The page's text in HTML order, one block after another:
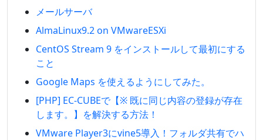
メールサーバ
AlmaLinux9.2 on VMwareESXi
CentOS Stream 9 をインストールして最初にする
こと
Google Maps を使えるようにしてみた。
[PHP] EC-CUBEで【※ 既に同じ内容の登録が存在
します。】を解決する方法！
VMware Player3にvine5導入！フォルダ共有でハ